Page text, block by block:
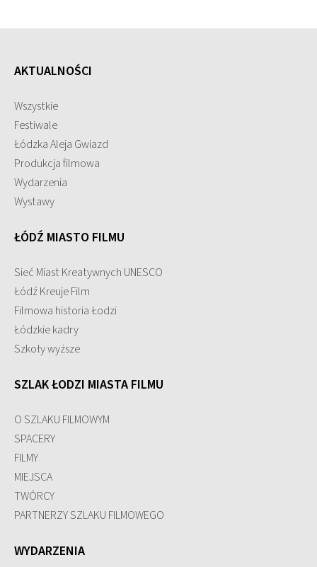
AKTUALNOŚCI
Wszystkie
Festiwale
Łódzka Aleja Gwiazd
Produkcja filmowa
Wydarzenia
Wystawy
ŁÓDŹ MIASTO FILMU
Sieć Miast Kreatywnych UNESCO
Łódź Kreuje Film
Filmowa historia Łodzi
Łódzkie kadry
Szkoły wyższe
SZLAK ŁODZI MIASTA FILMU
O SZLAKU FILMOWYM
SPACERY
FILMY
MIEJSCA
TWÓRCY
PARTNERZY SZLAKU FILMOWEGO
WYDARZENIA